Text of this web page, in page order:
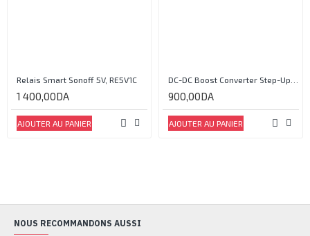
Relais Smart Sonoff 5V, RE5V1C
1 400,00DA
AJOUTER AU PANIER
900,00DA
AJOUTER AU PANIER
NOUS RECOMMANDONS AUSSI